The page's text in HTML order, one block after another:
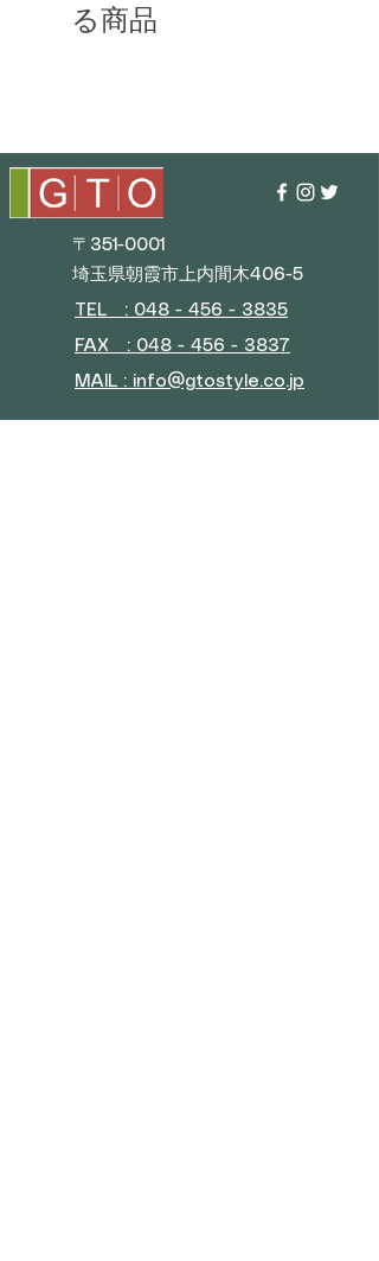
る商品
〒351-0001
埼玉県朝霞市上内間木406-5
TEL : 048 - 456 - 3835​
FAX : 048 - 456 - 3837
MAIL : info@gtostyle.co.jp